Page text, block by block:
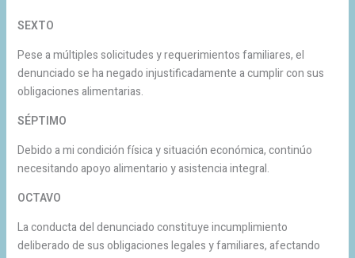
SEXTO
Pese a múltiples solicitudes y requerimientos familiares, el
denunciado se ha negado injustificadamente a cumplir con sus
obligaciones alimentarias.
SÉPTIMO
Debido a mi condición física y situación económica, continúo
necesitando apoyo alimentario y asistencia integral.
OCTAVO
La conducta del denunciado constituye incumplimiento
deliberado de sus obligaciones legales y familiares, afectando